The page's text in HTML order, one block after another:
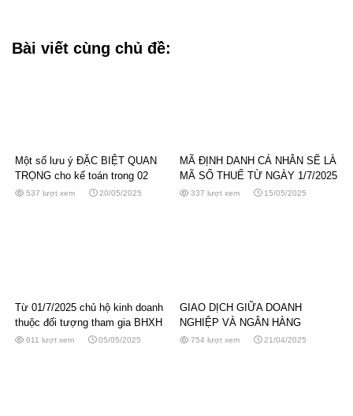
Bài viết cùng chủ đề:
Một số lưu ý ĐẶC BIỆT QUAN
TRỌNG cho kế toán trong 02
tháng sắp tới
537 lượt xem 20/05/2025
MÃ ĐỊNH DANH CÁ NHÂN SẼ LÀ
MÃ SỐ THUẾ TỪ NGÀY 1/7/2025
337 lượt xem 15/05/2025
Từ 01/7/2025 chủ hộ kinh doanh
thuộc đối tượng tham gia BHXH
bắt buộc
611 lượt xem 05/05/2025
GIAO DỊCH GIỮA DOANH
NGHIỆP VÀ NGÂN HÀNG
KHÔNG CÒN BỊ XÁC ĐỊNH LÀ
754 lượt xem 21/04/2025